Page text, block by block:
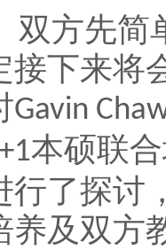
双方先简
接下来将
Gavin
本硕联
行了探讨
养及双方